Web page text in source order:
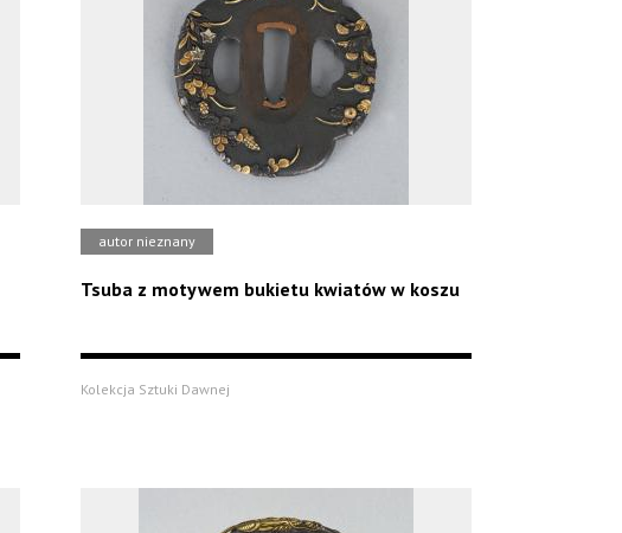
autor nieznany
Tsuba z motywem bukietu kwiatów w koszu
Kolekcja Sztuki Dawnej